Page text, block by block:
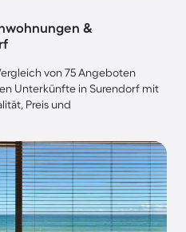
&
von 75 Angeboten
Unterkünfte in Surendorf mit
Preis und